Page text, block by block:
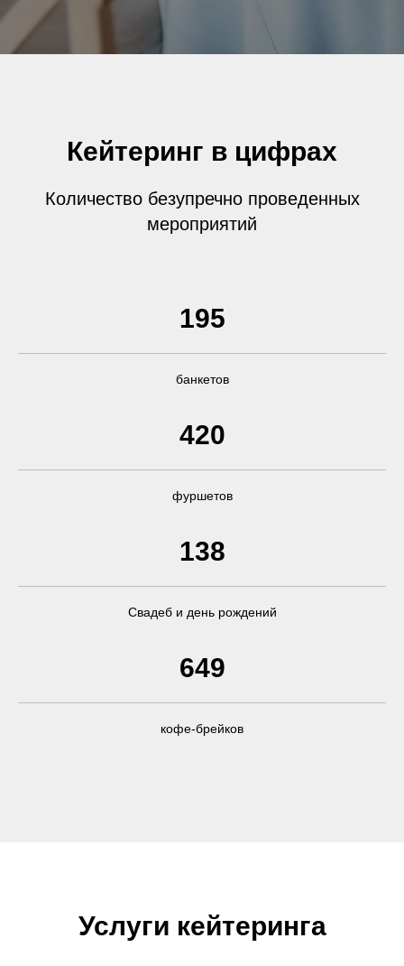
Кейтеринг в цифрах
Количество безупречно проведенных
мероприятий
195
банкетов
420
фуршетов
138
Свадеб и день рождений
649
кофе-брейков
Услуги кейтеринга